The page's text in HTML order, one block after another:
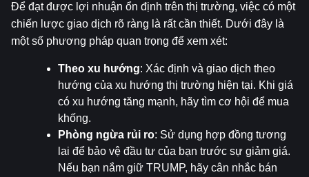
Để đạt được lợi nhuận ổn định trên thị trường, việc có một
chiến lược giao dịch rõ ràng là rất cần thiết. Dưới đây là
một số phương pháp quan trọng để xem xét:
Theo xu hướng: Xác định và giao dịch theo
hướng của xu hướng thị trường hiện tại. Khi giá
có xu hướng tăng mạnh, hãy tìm cơ hội để mua
khống.
Phòng ngừa rủi ro: Sử dụng hợp đồng tương
lai để bảo vệ đầu tư của bạn trước sự giảm giá.
Nếu bạn nắm giữ TRUMP, hãy cân nhắc bán